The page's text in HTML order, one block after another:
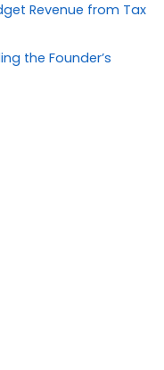
Revenue from Tax
the Founder’s